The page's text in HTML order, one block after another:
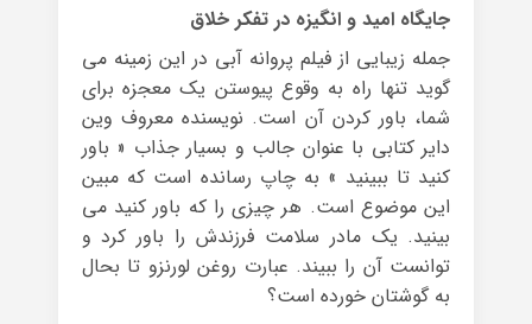
جایگاه امید و انگیزه در تفکر خلاق
جمله زیبایی از فیلم پروانه آبی در این زمینه می
گوید تنها راه به وقوع پیوستن یک معجزه برای
شما، باور کردن آن است. نویسنده معروف وین
دایر کتابی با عنوان جالب و بسیار جذاب « باور
کنید تا ببینید » به چاپ رسانده است که مبین
این موضوع است. هر چیزی را که باور کنید می
بینید. یک مادر سلامت فرزندش را باور کرد و
توانست آن را ببیند. عبارت روغن لورنزو تا بحال
به گوشتان خورده است؟